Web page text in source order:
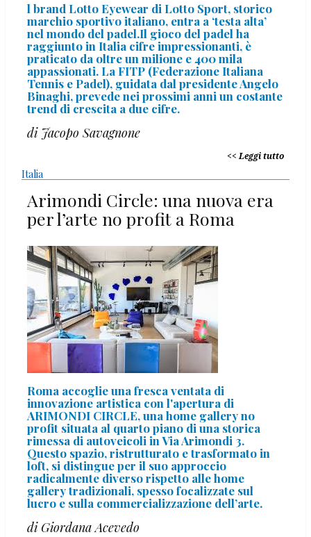
l brand Lotto Eyewear di Lotto Sport, storico
marchio sportivo italiano, entra a ‘testa alta’
nel mondo del padel.Il gioco del padel ha
raggiunto in Italia cifre impressionanti, è
praticato da oltre un milione e 400 mila
appassionati. La FITP (Federazione Italiana
Tennis e Padel), guidata dal presidente Angelo
Binaghi, prevede nei prossimi anni un costante
trend di crescita a due cifre.
di Jacopo Savagnone
Leggi tutto
Italia
Arimondi Circle: una nuova era
per l’arte no profit a Roma
Roma accoglie una fresca ventata di
innovazione artistica con l'apertura di
ARIMONDI CIRCLE, una home gallery no
profit situata al quarto piano di una storica
rimessa di autoveicoli in Via Arimondi 3.
Questo spazio, ristrutturato e trasformato in
loft, si distingue per il suo approccio
radicalmente diverso rispetto alle home
gallery tradizionali, spesso focalizzate sul
lucro e sulla commercializzazione dell’arte.
di Giordana Acevedo